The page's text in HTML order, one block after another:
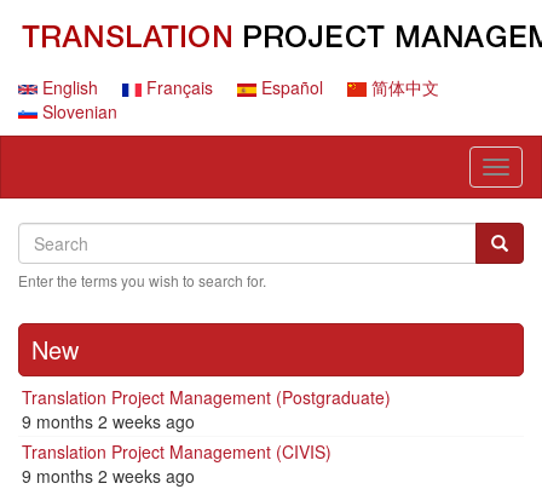
contentEnglish Français Español
简体中文
Slovenian
Search
Search
Enter the terms you wish to search for.
New
Translation Project Management (Postgraduate)
9 months 2 weeks ago
Translation Project Management (CIVIS)
9 months 2 weeks ago